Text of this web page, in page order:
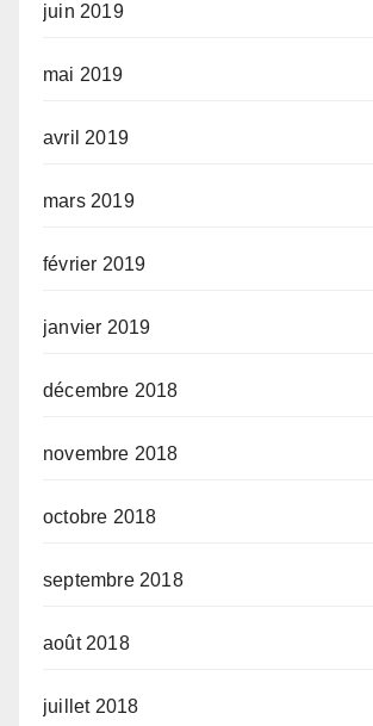
juin 2019
mai 2019
avril 2019
mars 2019
février 2019
janvier 2019
décembre 2018
novembre 2018
octobre 2018
septembre 2018
août 2018
juillet 2018